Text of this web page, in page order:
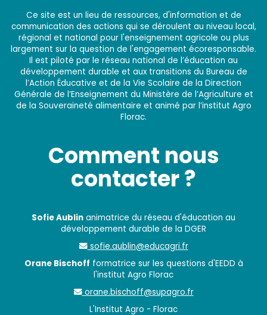
Ce site est un lieu de ressources, d'information et de
communication des actions qui se déroulent au niveau local,
régional et national pour l'enseignement agricole ou plus
largement sur la question de l'engagement écoresponsable.
Il est piloté par le réseau national de l’éducation au
développement durable et aux transitions du Bureau de
l’Action Éducative et de la Vie Scolaire de la Direction
Générale de l’Enseignement du Ministère de l’Agriculture et
de la Souveraineté alimentaire et animé par l’institut Agro
Florac.
Comment nous
contacter ?
Sofie Aublin animatrice du réseau d'éducation au
développement durable de la DGER
sofie.aublin@educagri.fr
Orane Bischoff formatrice sur les questions d'EEDD à
l'institut Agro Florac
orane.bischoff@supagro.fr
L'Institut Agro - Florac